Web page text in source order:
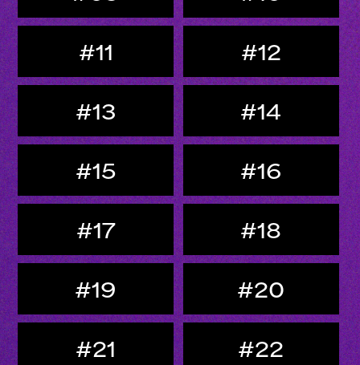
#11
#12
#13
#14
#15
#16
#17
#18
#19
#20
#21
#22